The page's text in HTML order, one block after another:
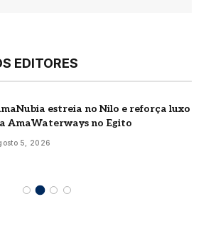
EDITORES
estreia no Nilo e reforça luxo
AmaWaterways no Egito
5, 2026